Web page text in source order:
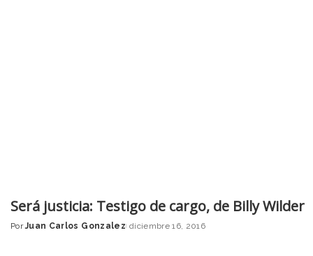
Será justicia: Testigo de cargo, de Billy Wilder
Posted
Por Juan Carlos Gonzalez diciembre 16, 2016